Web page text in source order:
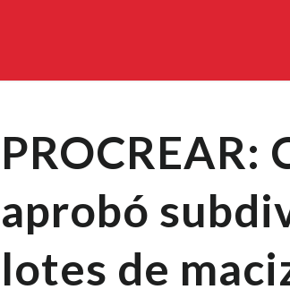
PROCREAR:
aprobó
lotes de